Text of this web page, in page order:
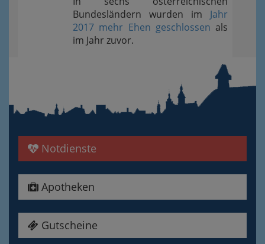
Bundesländern wurden im Jahr
2017 mehr Ehen geschlossen als
im Jahr zuvor.
Notdienste
Apotheken
Gutscheine